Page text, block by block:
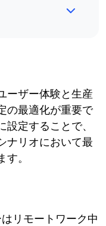
ーザー体験と生産
の最適化が重要で
定することで、
ナリオにおいて最
。
リモートワーク中